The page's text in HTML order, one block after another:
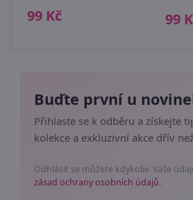
99 Kč 99
Buďte první u
Přihlaste se k odběru a získejte
kolekce a exkluzivní akce dřív
Odhlásit se můžete kdykoliv. Vaše
zásad ochrany osobních údajů.